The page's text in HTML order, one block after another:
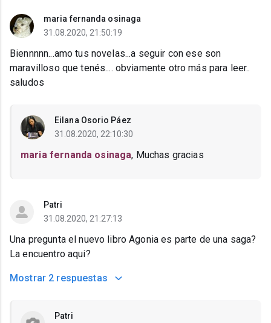
maria fernanda osinaga
31.08.2020, 21:50:19
Biennnnn...amo tus novelas...a seguir con ese son
maravilloso que tenés.... obviamente otro más para leer..
saludos
Eilana Osorio Páez
31.08.2020, 22:10:30
maria fernanda osinaga, Muchas gracias
Patri
31.08.2020, 21:27:13
Una pregunta el nuevo libro Agonia es parte de una saga?
La encuentro aqui?
Mostrar 2 respuestas
Patri